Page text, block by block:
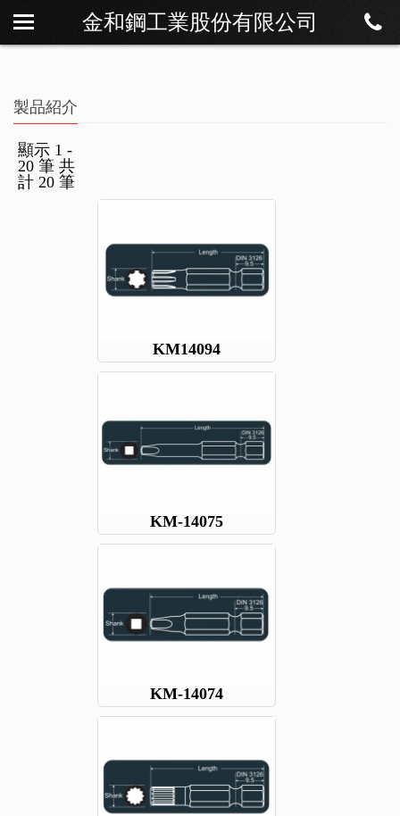
金和鋼工業股份有限公司
私たちについて
製品紹介
連絡方法
製品紹介
顯示 1 -
20 筆 共
計 20 筆
KM14094
KM-14075
KM-14074